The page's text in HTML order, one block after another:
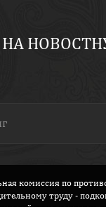
комиссия по
труду -